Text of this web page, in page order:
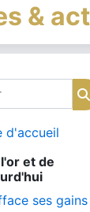
&
d'accueil
et de
ses gains